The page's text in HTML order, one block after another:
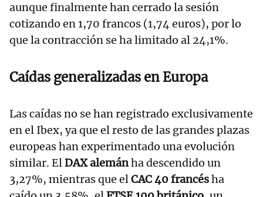
aunque finalmente han cerrado la sesión
cotizando en 1,70 francos (1,74 euros), por lo
que la contracción se ha limitado al 24,1%.
Caídas generalizadas en Europa
Las caídas no se han registrado exclusivamente
en el Ibex, ya que el resto de las grandes plazas
europeas han experimentado una evolución
similar. ElDAX alemánha descendido un
3,27%, mientras que elCAC 40 francésha